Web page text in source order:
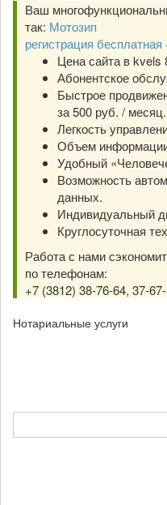
Ваш
так: Мотозип
регистрация бесплатная
Цена сайта в kvels
Абонентское
Быстрое
за 500 руб. /
Легкость
Объем информации
Удобный
Возможность
данных.
Индивидуальный
Круглосуточная
Работа с нами
по телефонам:
+7 (3812) 38-76-64, 37-
Нотариальные услуги